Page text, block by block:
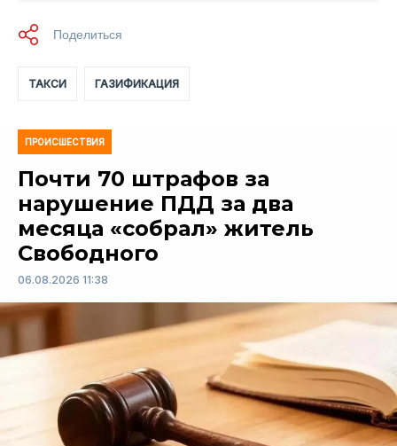
ТАКСИ ГАЗИФИКАЦИЯ
ПРОИСШЕСТВИЯ
Почти 70 штрафов за
нарушение ПДД за два
месяца «собрал» житель
Свободного
06.08.2026 11:38